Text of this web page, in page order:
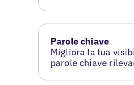
Parole chiave
Migliora la tua
parole chiave